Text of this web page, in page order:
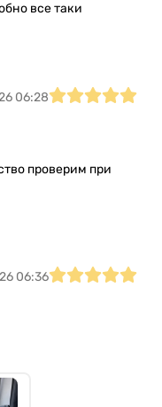
все таки
06:28
проверим при
06:36